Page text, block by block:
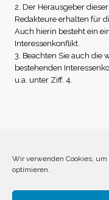
Wir verwenden Cookies,
optimieren.
2. Der Herausgeber
Redakteure erhalten für
Auch hierin besteht ein
Interessenkonflikt.
3. Beachten Sie auch die
bestehenden
u.a. unter Ziff. 4.
Impressum